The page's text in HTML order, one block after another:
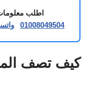
اطلب
01008049504
كيف تصف